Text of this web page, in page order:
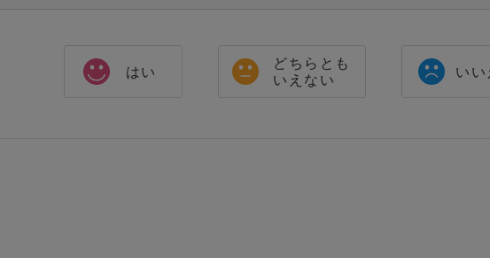
はい
どちらとも
いえない
いい